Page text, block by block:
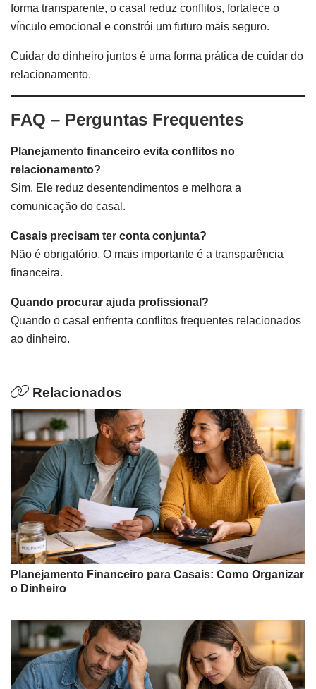
forma transparente, o casal reduz conflitos, fortalece o
vínculo emocional e constrói um futuro mais seguro.
Cuidar do dinheiro juntos é uma forma prática de cuidar do
relacionamento.
FAQ – Perguntas Frequentes
Planejamento financeiro evita conflitos no
relacionamento?
Sim. Ele reduz desentendimentos e melhora a
comunicação do casal.
Casais precisam ter conta conjunta?
Não é obrigatório. O mais importante é a transparência
financeira.
Quando procurar ajuda profissional?
Quando o casal enfrenta conflitos frequentes relacionados
ao dinheiro.
Relacionados
Planejamento Financeiro para Casais: Como Organizar
o Dinheiro